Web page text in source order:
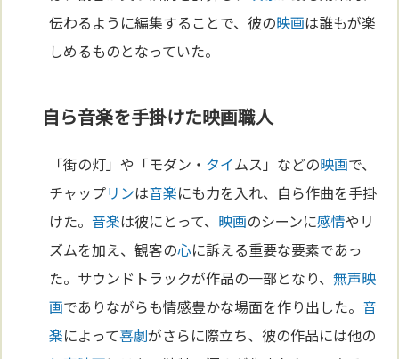
伝わるように編集することで、彼の映画は誰もが楽
しめるものとなっていた。
自ら音楽を手掛けた映画職人
「街の灯」や「モダン・ タイムス」などの映画で、
チャップリンは音楽にも力を入れ、自ら作曲を手掛
けた。音楽は彼にとって、 映画のシーンに感情やリ
ズムを加え、観客の心に訴える重要な要素であっ
た。サウンドトラックが作品の一部となり、無声映
画でありながらも情感豊かな場面を作り出した。音
楽によって喜劇がさらに際立ち、彼の作品には他の